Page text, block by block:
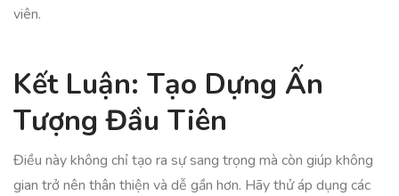
viên.
Kết Luận: Tạo Dựng Ấn
Tượng Đầu Tiên
Điều này không chỉ tạo ra sự sang trọng mà còn giúp không
gian trở nên thân thiện và dễ gần hơn. Hãy thử áp dụng các